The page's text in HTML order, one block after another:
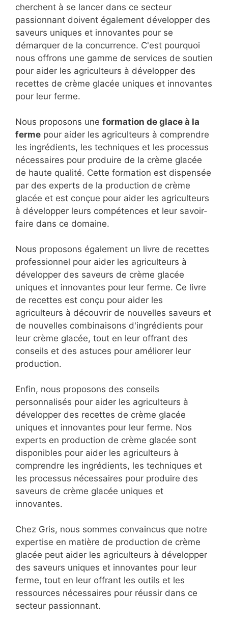
cherchent à se lancer dans ce secteur
passionnant doivent également développer des
saveurs uniques et innovantes pour se
démarquer de la concurrence. C'est pourquoi
nous offrons une gamme de services de soutien
pour aider les agriculteurs à développer des
recettes de crème glacée uniques et innovantes
pour leur ferme.
Nous proposons une formation de glace à la
ferme pour aider les agriculteurs à comprendre
les ingrédients, les techniques et les processus
nécessaires pour produire de la crème glacée
de haute qualité. Cette formation est dispensée
par des experts de la production de crème
glacée et est conçue pour aider les agriculteurs
à développer leurs compétences et leur savoir-
faire dans ce domaine.
Nous proposons également un livre de recettes
professionnel pour aider les agriculteurs à
développer des saveurs de crème glacée
uniques et innovantes pour leur ferme. Ce livre
de recettes est conçu pour aider les
agriculteurs à découvrir de nouvelles saveurs et
de nouvelles combinaisons d'ingrédients pour
leur crème glacée, tout en leur offrant des
conseils et des astuces pour améliorer leur
production.
Enfin, nous proposons des conseils
personnalisés pour aider les agriculteurs à
développer des recettes de crème glacée
uniques et innovantes pour leur ferme. Nos
experts en production de crème glacée sont
disponibles pour aider les agriculteurs à
comprendre les ingrédients, les techniques et
les processus nécessaires pour produire des
saveurs de crème glacée uniques et
innovantes.
Chez Gris, nous sommes convaincus que notre
expertise en matière de production de crème
glacée peut aider les agriculteurs à développer
des saveurs uniques et innovantes pour leur
ferme, tout en leur offrant les outils et les
ressources nécessaires pour réussir dans ce
secteur passionnant.